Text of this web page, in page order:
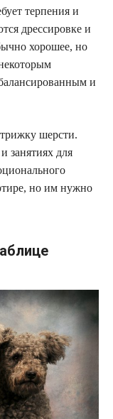
терпения и
дрессировке и
хорошее, но
и
шерсти.
занятиях для
но им нужно